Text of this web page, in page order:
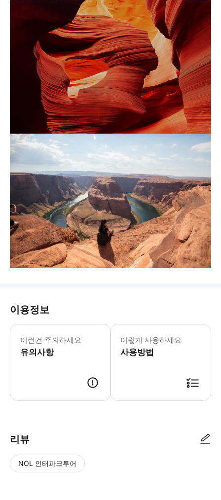
이용정보
이런건 주의하세요
유의사항
애리조나 최고의 명소를 둘러보고 자
이렇게 사용하세요
사용방법
리뷰
NOL 인터파크투어